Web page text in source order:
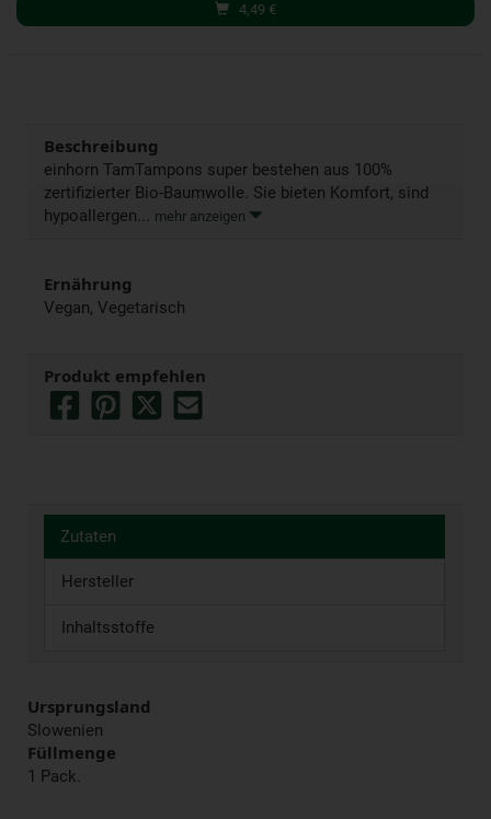
4,49 €
Beschreibung
einhorn TamTampons super bestehen aus 100%
zertifizierter Bio-Baumwolle. Sie bieten Komfort, sind
hypoallergen... mehr anzeigen
Ernährung
Vegan, Vegetarisch
Produkt empfehlen
Zutaten
Hersteller
Inhaltsstoffe
Ursprungsland
Slowenien
Füllmenge
1 Pack.